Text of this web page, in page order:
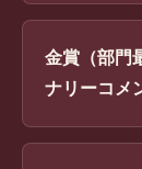
金賞（部門
ナリーコメ